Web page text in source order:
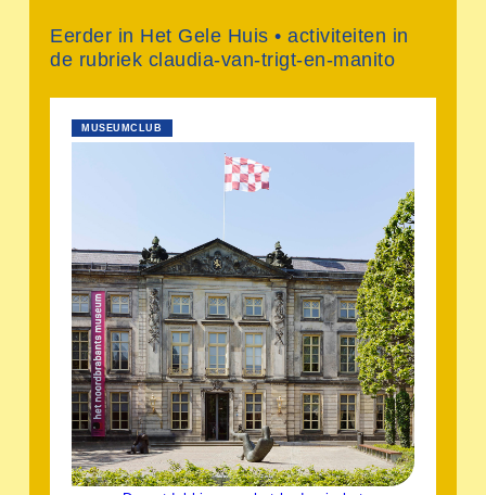
Eerder in Het Gele Huis • activiteiten in
de rubriek claudia-van-trigt-en-manito
MUSEUMCLUB